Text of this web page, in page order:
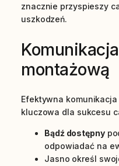
znacznie przyspieszy
uszkodzeń.
montażową
Efektywna
kluczowa dla sukcesu
Bądź dostępny
odpowiadać na
Jasno określ